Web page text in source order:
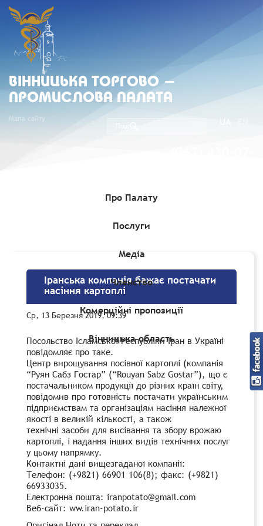
ВIННИЦЬКА ТОРГОВО -
ПРОМИСЛОВА ПАЛАТА
Мапа сайту
Про Палату
Послуги
Медіа
Членство
Комерційні пропозиції
Вінницька область
Комерційні пропозиції»Іранська компанія бажає
Іранська компанія бажає постачати
насіння картоплі
Ср, 13 Березня 2019, 09:39
Посольство Iсламськоi Республiки Ipaн в Українi
повiдомляє про таке.
Центр вирощування посiвної картоплi (компанiя
“Руян Сабз Гостар” (“Rouyan Sabz Gostar”), що є
постачальником продукцiї до рiзних країн cвiтy,
повiдомив про готовнiсть постачати українським
пiдприємствам та органiзацiям насiння належної
якостi в великiй кiлькостi, а також
технiчнi засоби для висiвання та збору врожаю
картоплi, i надання iнших видiв технiчних послуг
у цьому напрямку.
Koнтaктнi данi вищезгаданої компанiї:
Телефон: (+9821) 66901 106(8); факс: (+9821)
66933035.
Електронна пошта: iranpotato@gmail.com
Веб-сайт: ww.iran-potato.ir